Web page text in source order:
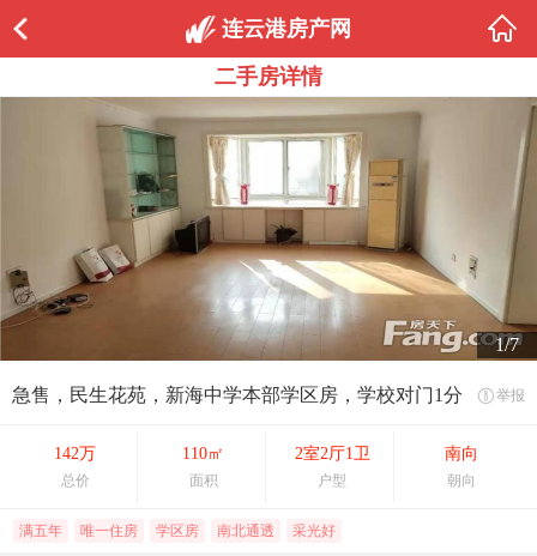
连云港房产网
二手房详情
1/7
急售，民生花苑，新海中学本部学区房，学校对门1分 举报
142万
总价
110㎡
面积
2室2厅1卫
户型
南向
朝向
满五年 唯一住房 学区房 南北通透 采光好